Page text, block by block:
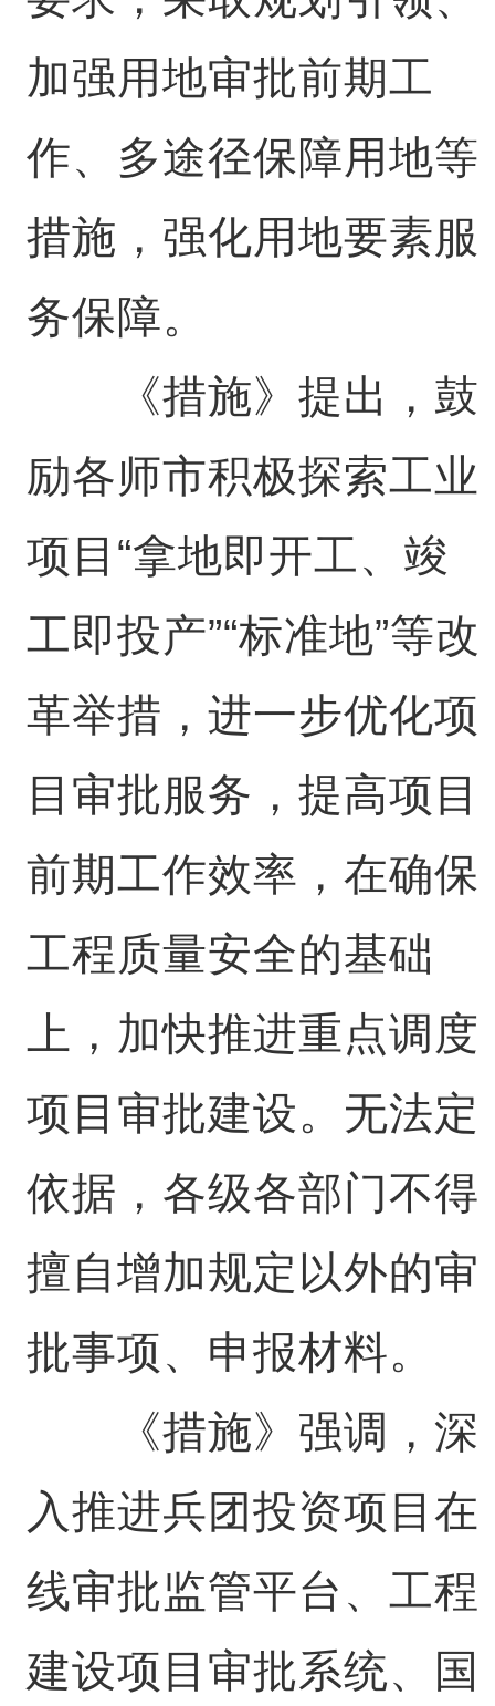
加强用地审批前期工
作、多途径保障用地等
措施，强化用地要素服
务保障。
《措施》提出，鼓
励各师市积极探索工业
项目“拿地即开工、竣
工即投产”“标准地”等改
革举措，进一步优化项
目审批服务，提高项目
前期工作效率，在确保
工程质量安全的基础
上，加快推进重点调度
项目审批建设。无法定
依据，各级各部门不得
擅自增加规定以外的审
批事项、申报材料。
《措施》强调，深
入推进兵团投资项目在
线审批监管平台、工程
建设项目审批系统、国